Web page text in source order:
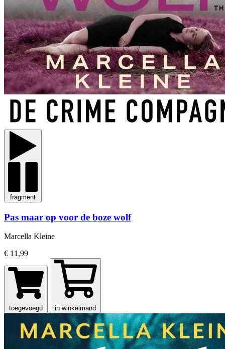
fragment
Pas maar op voor de boze wolf
Marcella Kleine
€ 11,99
toegevoegd in winkelmand